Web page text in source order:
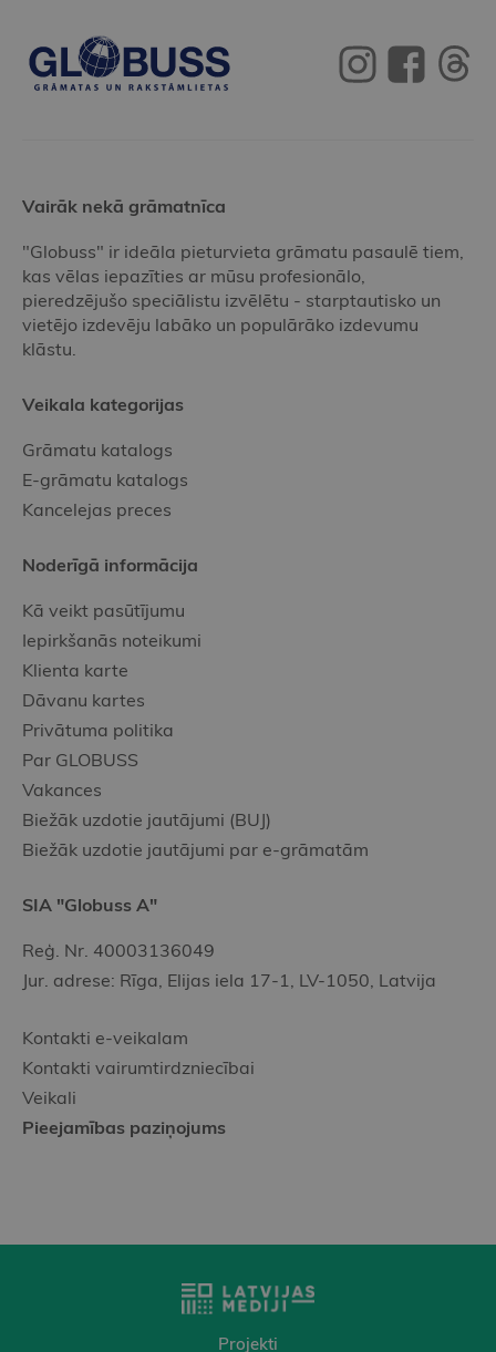
Vairāk nekā grāmatnīca
"Globuss" ir ideāla pieturvieta grāmatu pasaulē tiem,
kas vēlas iepazīties ar mūsu profesionālo,
pieredzējušo speciālistu izvēlētu - starptautisko un
vietējo izdevēju labāko un populārāko izdevumu
klāstu.
Veikala kategorijas
Grāmatu katalogs
E-grāmatu katalogs
Kancelejas preces
Noderīgā informācija
Kā veikt pasūtījumu
Iepirkšanās noteikumi
Klienta karte
Dāvanu kartes
Privātuma politika
Par GLOBUSS
Vakances
Biežāk uzdotie jautājumi (BUJ)
Biežāk uzdotie jautājumi par e-grāmatām
SIA "Globuss A"
Reģ. Nr. 40003136049
Jur. adrese: Rīga, Elijas iela 17-1, LV-1050, Latvija
Kontakti e-veikalam
Kontakti vairumtirdzniecībai
Veikali
Pieejamības paziņojums
Projekti